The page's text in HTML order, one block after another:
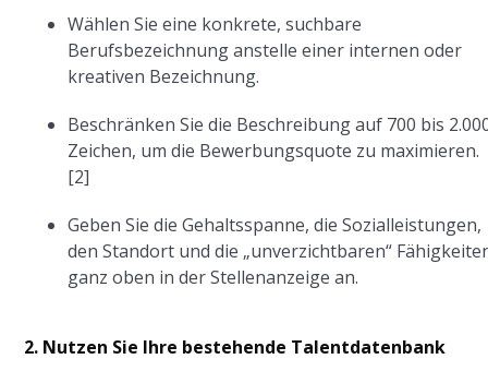
Wählen Sie eine konkrete, suchbare
Berufsbezeichnung anstelle einer internen oder
kreativen Bezeichnung.
Beschränken Sie die Beschreibung auf 700 bis
Zeichen, um die Bewerbungsquote zu maximieren.
[2]
Geben Sie die Gehaltsspanne, die Sozialleistungen,
den Standort und die „unverzichtbaren“
ganz oben in der Stellenanzeige an.
2. Nutzen Sie Ihre bestehende Talentdatenbank